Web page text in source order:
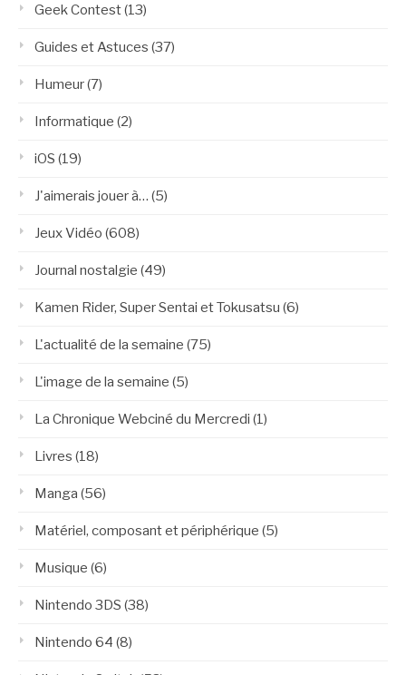
Geek Contest(13)
Guides et Astuces (37)
Humeur(7)
Informatique (2)
iOS (19)
J'aimerais jouer à… (5)
Jeux Vidéo (608)
Journal nostalgie (49)
Kamen Rider, Super Sentai et Tokusatsu (6)
L'actualité de la semaine (75)
L'image de la semaine (5)
La Chronique Webciné du Mercredi (1)
Livres (18)
Manga (56)
Matériel, composant et périphérique (5)
Musique (6)
Nintendo 3DS (38)
Nintendo 64 (8)